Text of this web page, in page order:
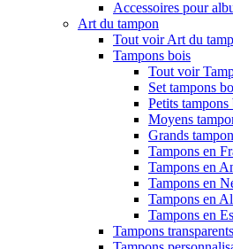
Accessoires pour
Art du tampon
Tout voir Art du
Tampons bois
Tout voir
Set tampons
Petits tampons
Moyens
Grands
Tampons en
Tampons en
Tampons en
Tampons en
Tampons en
Tampons transparents